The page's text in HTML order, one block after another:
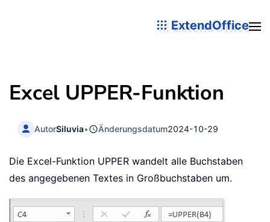
ExtendOffice
Excel UPPER-Funktion
AutorSiluvia• Änderungsdatum2024-10-29
Die Excel-Funktion UPPER wandelt alle Buchstaben
des angegebenen Textes in Großbuchstaben um.